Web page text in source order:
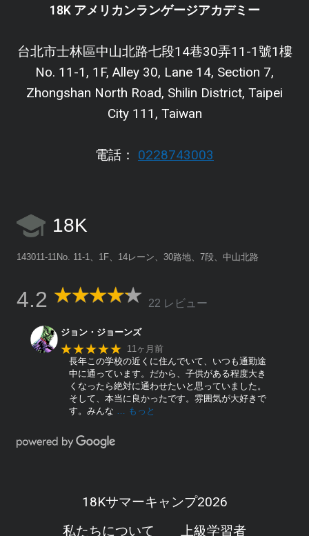
18K アメリカンランゲージアカデミー
台北市士林區中山北路七段14巷30弄11-1號1樓
No. 11-1, 1F, Alley 30, Lane 14, Section 7,
Zhongshan North Road, Shilin District, Taipei
City 111, Taiwan
電話： 0228743003
18K
143011-11No. 11-1、1F、14レーン、30路地、7段、中山北路
4.2 22 レビュー
ジョン・ジョーンズ
★★★★★ 11ヶ月前
長年この学校の近くに住んでいて、いつも通勤途
中に通っています。だから、子供がある程度大き
くなったら絶対に通わせたいと思っていました。
そして、本当に良かったです。雰囲気が大好きで
す。みんな
… もっと
18Kサマーキャンプ2026
私たちについて
上級学習者